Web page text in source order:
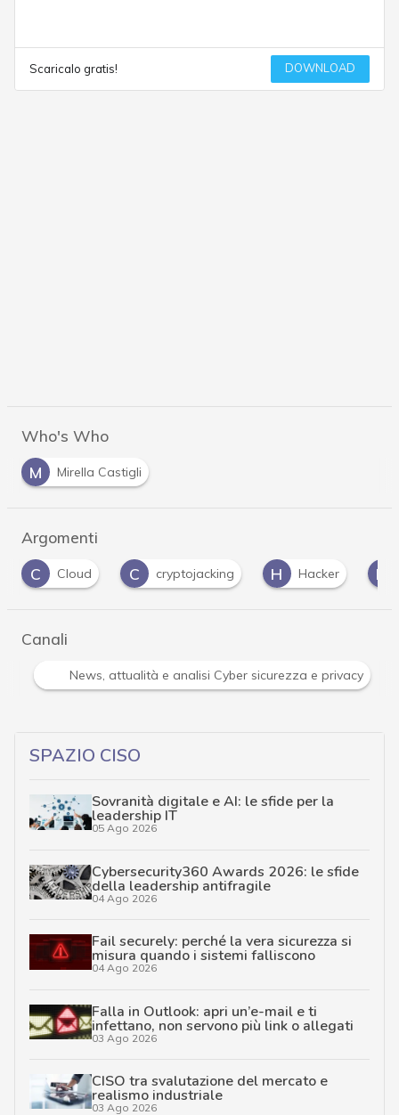
Scaricalo gratis! DOWNLOAD
Who's Who
M
Mirella Castigli
Argomenti
C
cryptojacking H Hacker M malware
Canali
Attacchi hacker e Malware: le ultime news in tempo reale e gli
SPAZIO CISO
Sovranità digitale e AI: le sfide per la
leadership IT
05 Ago 2026
Cybersecurity360 Awards 2026: le sfide
della leadership antifragile
04 Ago 2026
Fail securely: perché la vera sicurezza si
misura quando i sistemi falliscono
04 Ago 2026
Falla in Outlook: apri un’e-mail e ti
infettano, non servono più link o allegati
03 Ago 2026
CISO tra svalutazione del mercato e
realismo industriale
03 Ago 2026